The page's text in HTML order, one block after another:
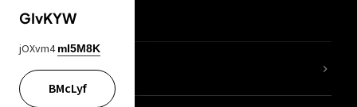
Lj7sBL
GIvKYW
jOXvm4 mI5M8K
BMcLyf